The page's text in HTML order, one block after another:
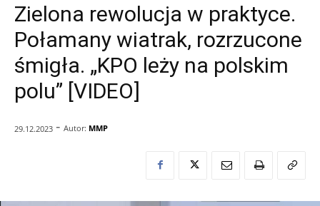
Zielona rewolucja w praktyce.
Połamany wiatrak, rozrzucone
śmigła. „KPO leży na polskim
polu” [VIDEO]
29.12.2023 - Autor: MMP